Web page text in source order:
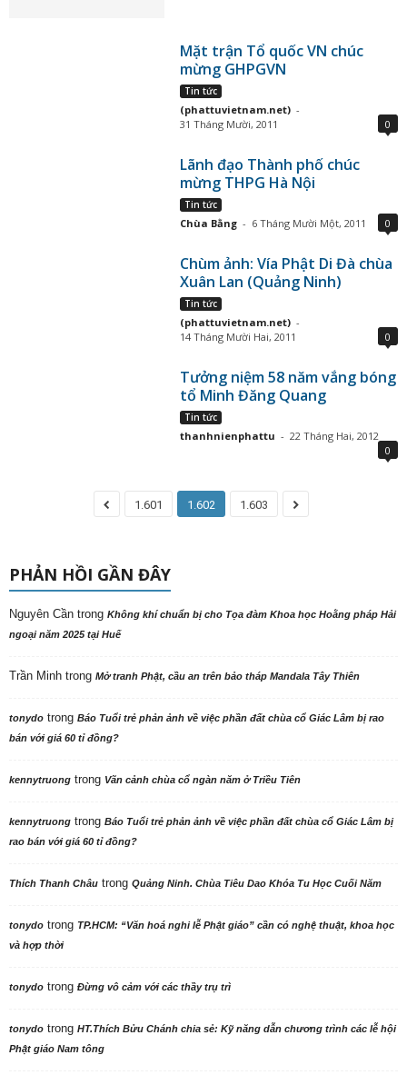
Mặt trận Tổ quốc VN chúc
mừng GHPGVN
Tin tức
(phattuvietnam.net) -
31 Tháng Mười, 2011
0
Lãnh đạo Thành phố chúc
mừng THPG Hà Nội
Tin tức
Chùa Bằng - 6 Tháng Mười Một, 2011 0
Chùm ảnh: Vía Phật Di Đà chùa
Xuân Lan (Quảng Ninh)
Tin tức
(phattuvietnam.net) -
14 Tháng Mười Hai, 2011
0
Tưởng niệm 58 năm vắng bóng
tổ Minh Đăng Quang
Tin tức
thanhnienphattu - 22 Tháng Hai, 2012
0
1.601 1.602 1.603
PHẢN HỒI GẦN ĐÂY
Nguyên Cần trong Không khí chuẩn bị cho Tọa đàm Khoa học Hoằng pháp Hải
ngoại năm 2025 tại Huế
Trần Minh trong Mở tranh Phật, cầu an trên bảo tháp Mandala Tây Thiên
tonydo trong Báo Tuổi trẻ phản ảnh về việc phần đất chùa cổ Giác Lâm bị rao
bán với giá 60 tỉ đồng?
kennytruong trong Vãn cảnh chùa cổ ngàn năm ở Triều Tiên
kennytruong trong Báo Tuổi trẻ phản ảnh về việc phần đất chùa cổ Giác Lâm bị
rao bán với giá 60 tỉ đồng?
Thích Thanh Châu trong Quảng Ninh. Chùa Tiêu Dao Khóa Tu Học Cuối Năm
tonydo trong TP.HCM: “Văn hoá nghi lễ Phật giáo” cần có nghệ thuật, khoa học
và hợp thời
tonydo trong Đừng vô cảm với các thầy trụ trì
tonydo trong HT.Thích Bửu Chánh chia sẻ: Kỹ năng dẫn chương trình các lễ hội
Phật giáo Nam tông